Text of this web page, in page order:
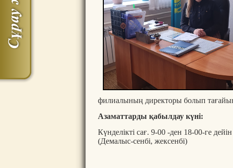
филиалының директоры болып
Азаматтарды қабылдау күні:
Күнделікті сағ. 9-00 -ден 18-00-ге дейін
(Демалыс-сенбі, жексенбі)